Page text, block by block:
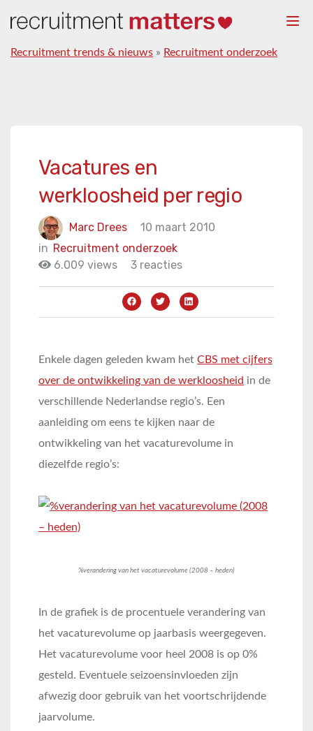
Recruitment trends & nieuws » Recruitment onderzoek
Vacatures en
werkloosheid per regio
Marc Drees
10 maart 2010
in Recruitment onderzoek
6.009 views
3 reacties
Enkele dagen geleden kwam het CBS met cijfers
over de ontwikkeling van de werkloosheid in de
verschillende Nederlandse regio’s. Een
aanleiding om eens te kijken naar de
ontwikkeling van het vacaturevolume in
diezelfde regio’s:
%verandering van het vacaturevolume (2008 – heden)
In de grafiek is de procentuele verandering van
het vacaturevolume op jaarbasis weergegeven.
Het vacaturevolume voor heel 2008 is op 0%
gesteld. Eventuele seizoensinvloeden zijn
afwezig door gebruik van het voortschrijdende
jaarvolume.